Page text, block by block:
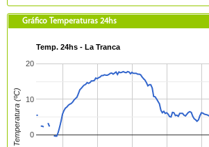
Gráfico Temperaturas 24hs
Temp. 24hs - La Tranca
0
10
20
Temperatura (ºC)